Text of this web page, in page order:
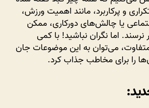
ببخشیم؟
و پرکاربرد، مانند اهمیت ورزش،
یا چالش‌های دورکاری، ممکن
اما نگران نباشید! با کمی
می‌توان به این موضوعات جان
را برای مخاطب جذاب کرد.